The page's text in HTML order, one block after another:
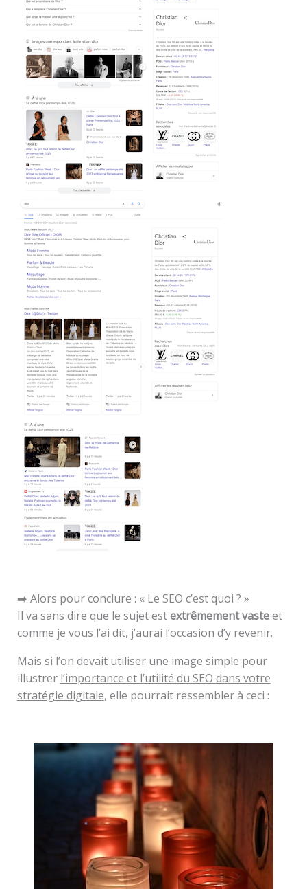
➡️ Alors pour conclure : « Le SEO c’est quoi ? »
Il va sans dire que le sujet estextrêmement vasteet
comme je vous l’ai dit, j’aurai l’occasion d’y revenir.
Mais si l’on devait utiliser une image simple pour
illustrer l’importance et l’utilité du SEO dans votre
stratégie digitale, elle pourrait ressembler à ceci :